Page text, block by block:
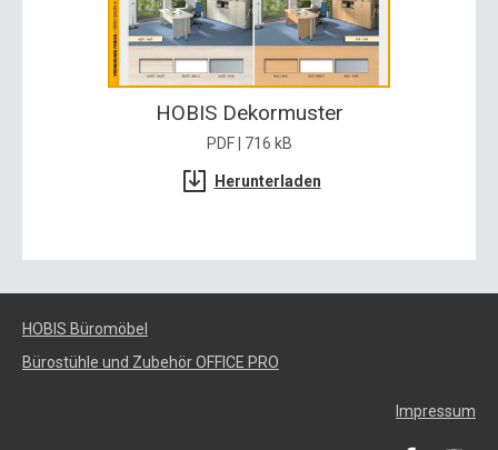
HOBIS Dekormuster
PDF | 716 kB
Herunterladen
HOBIS Büromöbel
Bürostühle und Zubehör OFFICE PRO
Impressum